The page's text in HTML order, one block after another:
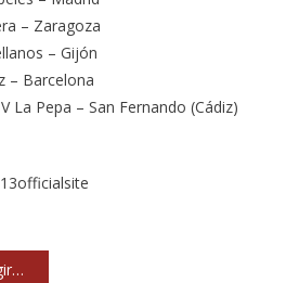
– Zaragoza
– Gijón
– Barcelona
La Pepa – San Fernando (Cádiz)